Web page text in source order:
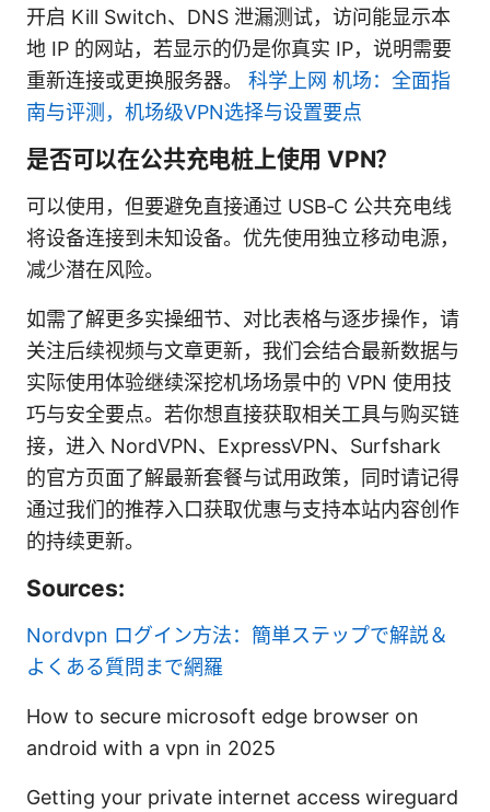
开启 Kill Switch、DNS 泄漏测试，访问能显示本
地 IP 的网站，若显示的仍是你真实 IP，说明需要
重新连接或更换服务器。 科学上网 机场：全面指
南与评测，机场级VPN选择与设置要点
是否可以在公共充电桩上使用 VPN？
可以使用，但要避免直接通过 USB‑C 公共充电线
将设备连接到未知设备。优先使用独立移动电源，
减少潜在风险。
如需了解更多实操细节、对比表格与逐步操作，请
关注后续视频与文章更新，我们会结合最新数据与
实际使用体验继续深挖机场场景中的 VPN 使用技
巧与安全要点。若你想直接获取相关工具与购买链
接，进入 NordVPN、ExpressVPN、Surfshark
的官方页面了解最新套餐与试用政策，同时请记得
通过我们的推荐入口获取优惠与支持本站内容创作
的持续更新。
Sources:
Nordvpn ログイン方法：簡単ステップで解説＆
よくある質問まで網羅
How to secure microsoft edge browser on
android with a vpn in 2025
Getting your private internet access wireguard